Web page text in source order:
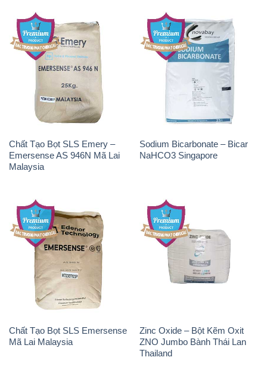
Chất Tạo Bọt SLS Emery –
Emersense AS 946N Mã Lai
Malaysia
Sodium Bicarbonate – Bicar
NaHCO3 Singapore
Chất Tạo Bọt SLS Emersense
Mã Lai Malaysia
Zinc Oxide – Bột Kẽm Oxit
ZNO Jumbo Bành Thái Lan
Thailand